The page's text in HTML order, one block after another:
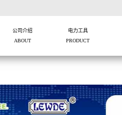
公司介绍
ABOUT
电力工具
PRODUCT